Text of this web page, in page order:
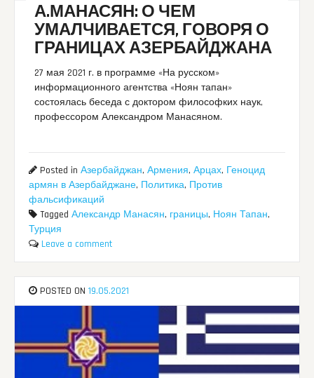
А.МАНАСЯН: О ЧЕМ
УМАЛЧИВАЕТСЯ, ГОВОРЯ О
ГРАНИЦАХ АЗЕРБАЙДЖАНА
27 мая 2021 г. в программе «На русском»
информационного агентства «Ноян тапан»
состоялась беседа с доктором философких наук,
профессором Александром Манасяном.
Posted inАзербайджан,Армения,Арцах, Геноцид
армян в Азербайджане, Политика, Против
фальсификаций
TaggedАлександр Манасян, границы, Ноян Тапан,
Турция
Leave a comment
POSTED ON19.05.2021